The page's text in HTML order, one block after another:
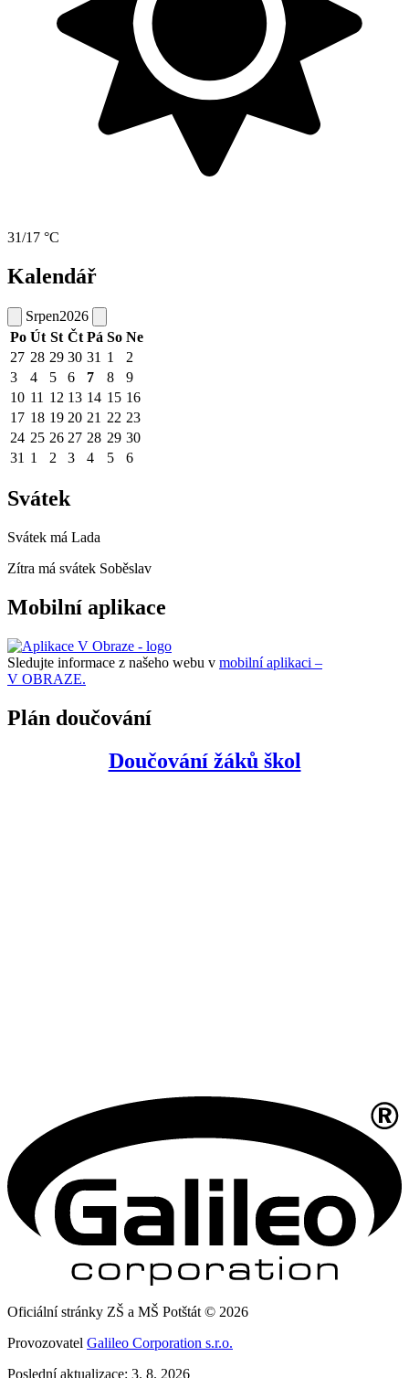
31/17 °C
Kalendář
Srpen2026
Po Út St Čt Pá So Ne
27 28 29 30 31 1
2
3
4 5 6 7 8
9
10 11 12 13 14 15 16
17 18 19 20 21 22 23
24 25 26 27 28 29 30
31 1 2 3 4 5 6
Svátek
Svátek má Lada
Zítra má svátek Soběslav
Mobilní aplikace
Sledujte informace z našeho webu v mobilní aplikaci –
V OBRAZE.
Plán doučování
Doučování žáků škol
Oficiální stránky ZŠ a MŠ Potštát © 2026
Provozovatel Galileo Corporation s.r.o.
Poslední aktualizace: 3. 8. 2026